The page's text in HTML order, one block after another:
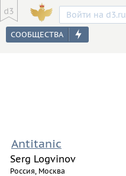
Войти на d3.ru
Antitanic
Serg Logvinov
Россия, Москва